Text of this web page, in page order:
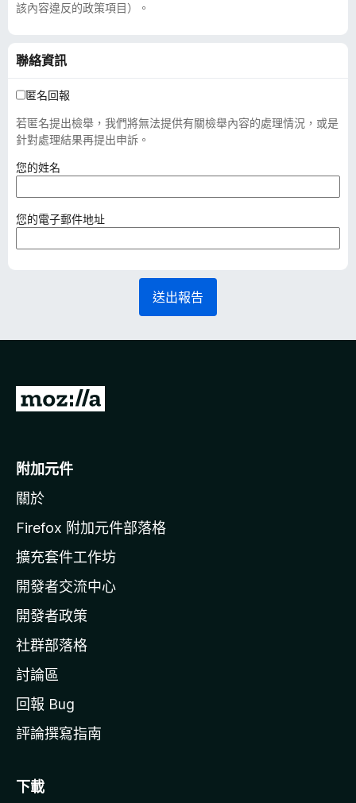
該內容違反的政策項目）。
聯絡資訊
匿名回報
若匿名提出檢舉，我們將無法提供有關檢舉內容的處理情況，或是
針對處理結果再提出申訴。
您的姓名
填
）
您的電子郵件地址（
填
送出報告
前
o
i
l
a
官
網
附加元件
關於
Firefox 附加元件部落格
擴充套件工作坊
開發者交流中心
開發者政策
社群部落格
討論區
回報 Bug
評論撰寫指南
下載